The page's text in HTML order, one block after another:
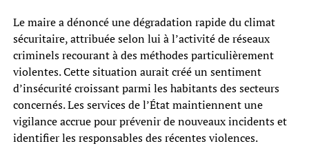
Le maire a dénoncé une dégradation rapide du climat
sécuritaire, attribuée selon lui à l’activité de réseaux
criminels recourant à des méthodes particulièrement
violentes. Cette situation aurait créé un sentiment
d’insécurité croissant parmi les habitants des secteurs
concernés. Les services de l’État maintiennent une
vigilance accrue pour prévenir de nouveaux incidents et
identifier les responsables des récentes violences.